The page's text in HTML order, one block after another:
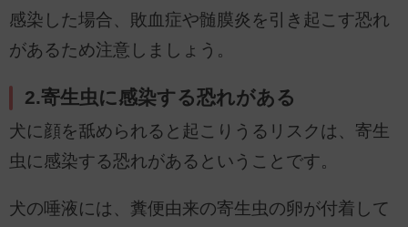
感染した場合、敗血症や髄膜炎を引き起こす恐れ
があるため注意しましょう。
2.寄生虫に感染する恐れがある
犬に顔を舐められると起こりうるリスクは、寄生
虫に感染する恐れがあるということです。
犬の唾液には、糞便由来の寄生虫の卵が付着して